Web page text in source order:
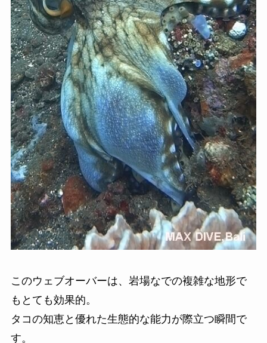
このウェブオーバーは、岩場なでの複雑な地形で
もとても効果的。
タコの知恵と優れた生態的な能力が際立つ瞬間で
す。